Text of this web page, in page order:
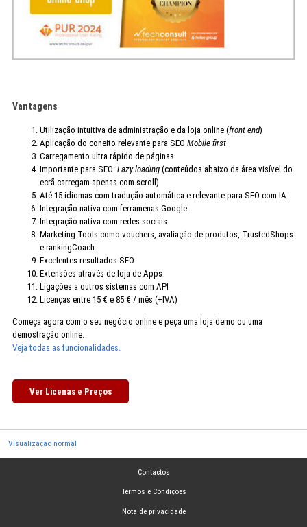
Vantagens
Utilização intuitiva de administração e da loja online (front end)
Aplicação do coneito relevante para SEO Mobile first
Carregamento ultra rápido de páginas
Importante para SEO: Lazy loading(conteúdos abaixo da área visível do
ecrã carregam apenas com scroll)
Até 15 idiomas com tradução automática e relevante para SEO com IA
Integração nativa com ferramenas Google
Integração nativa com redes sociais
Marketing Tools como vouchers, avaliação de produtos, TrustedShops
e rankingCoach
Excelentes resultados SEO
Extensões através de loja de Apps
Ligações a outros sistemas com API
Licenças entre 15 € e 85 € / mês (+IVA)
Começa agora com o seu negócio online e peça uma loja demo ou uma
demostração online.
Veja todas as funcionalidades.
Ver Licenas e Preços
Visualização normal
Contactos
Termos e Condições
Nota de privacidade